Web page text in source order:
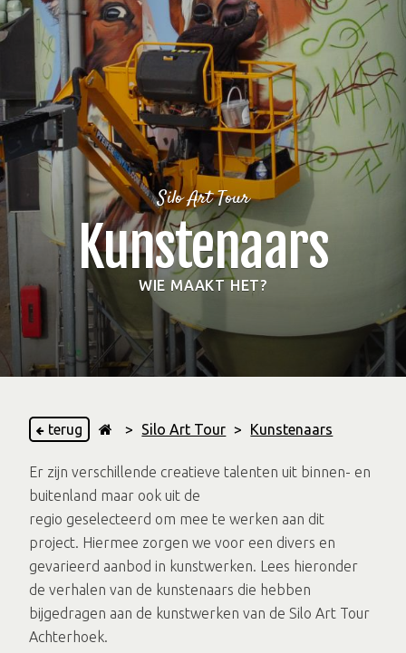
Silo Art Tour
Kunstenaars
WIE MAAKT HET?
terug > Silo Art Tour > Kunstenaars
Er zijn verschillende creatieve talenten uit binnen- en
buitenland maar ook uit de
regio geselecteerd om mee te werken aan dit
project. Hiermee zorgen we voor een divers en
gevarieerd aanbod in kunstwerken. Lees hieronder
de verhalen van de kunstenaars die hebben
bijgedragen aan de kunstwerken van de Silo Art Tour
Achterhoek.